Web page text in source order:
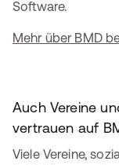
Software.
Mehr über BMD
Auch Vereine
vertrauen auf
Viele Vereine,